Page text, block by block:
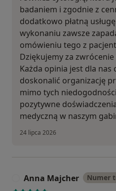
badaniem i zgodnie z
dodatkowo płatną
wykonaniu zawsze
omówieniu tego z
Dziękujemy za
Każda opinia jest dla nas
doskonalić organizację
mimo tych
pozytywne
medyczną w naszym
24 lipca 2026
Anna Majcher Numer